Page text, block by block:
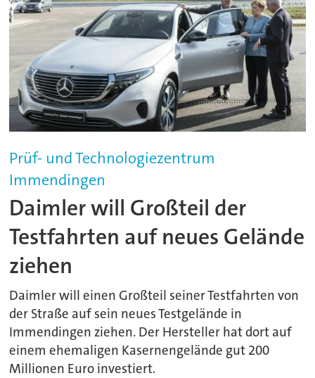
Prüf- und Technologiezentrum
Immendingen
Daimler will Großteil der
Testfahrten auf neues Gelände
ziehen
Daimler will einen Großteil seiner Testfahrten von
der Straße auf sein neues Testgelände in
Immendingen ziehen. Der Hersteller hat dort auf
einem ehemaligen Kasernengelände gut 200
Millionen Euro investiert.